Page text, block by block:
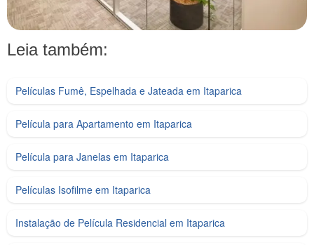
Leia também:
Películas Fumê, Espelhada e Jateada em Itaparica
Película para Apartamento em Itaparica
Película para Janelas em Itaparica
Películas Isofilme em Itaparica
Instalação de Película Residencial em Itaparica